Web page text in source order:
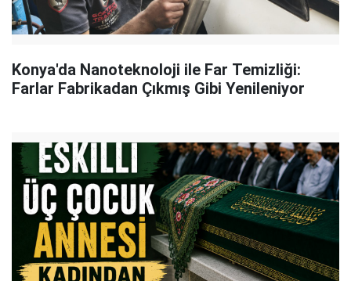
Konya'da Nanoteknoloji ile Far Temizliği:
Farlar Fabrikadan Çıkmış Gibi Yenileniyor